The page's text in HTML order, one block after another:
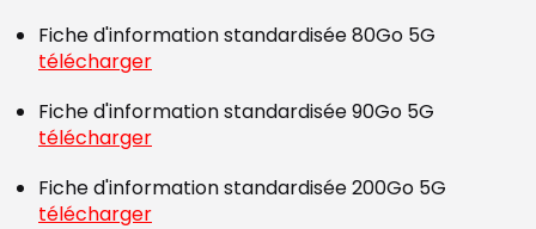
Fiche d'information standardisée 80Go 5G
télécharger
Fiche d'information standardisée 90Go 5G
télécharger
Fiche d'information standardisée 200Go 5G
télécharger